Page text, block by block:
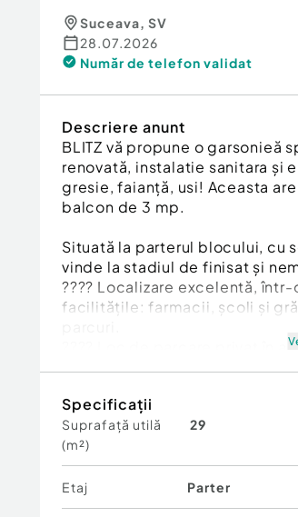
Suceava, SV
28.07.2026
Număr de telefon validat
Descriere anunt
BLITZ vă propune o garsonieă
renovată, instalatie sanitara și
gresie, faianță, usi! Aceasta
balcon de 3 mp.
Situată la parterul blocului, cu
vinde la stadiul de finisat și
???? Localizare excelentă,
facilitățile: farmacii, școli și
???? Loc de parcare privat în
investiție.
Cod ofertă / ID BLITZ: P155707
Id intern: P155707
Confort:
Tip imobil:Bloc de
Specificații
Suprafață utilă
(m²)
29
Etaj Parter